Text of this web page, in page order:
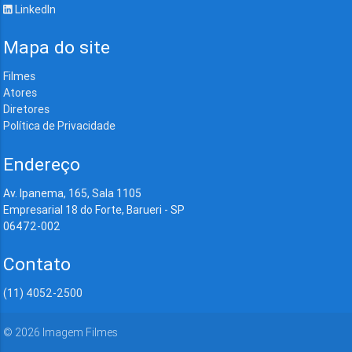
LinkedIn
Mapa do site
Filmes
Atores
Diretores
Política de Privacidade
Endereço
Av. Ipanema, 165, Sala 1105
Empresarial 18 do Forte, Barueri - SP
06472-002
Contato
(11) 4052-2500
© 2026 Imagem Filmes